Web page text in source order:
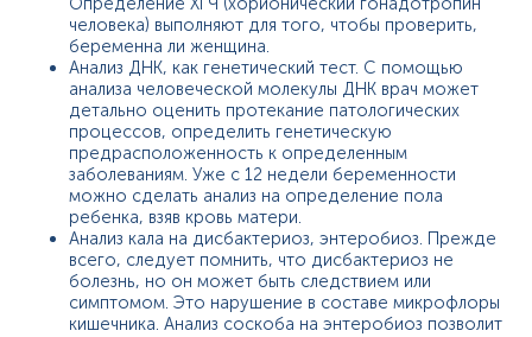
человека) выполняют для того, чтобы проверить,
беременна ли женщина.
Анализ ДНК, как генетический тест. С помощью
анализа человеческой молекулы ДНК врач может
детально оценить протекание патологических
процессов, определить генетическую
предрасположенность к определенным
заболеваниям. Уже с 12 недели беременности
можно сделать анализ на определение пола
ребенка, взяв кровь матери.
Анализ кала на дисбактериоз, энтеробиоз. Прежде
всего, следует помнить, что дисбактериоз не
болезнь, но он может быть следствием или
симптомом. Это нарушение в составе микрофлоры
кишечника. Анализ соскоба на энтеробиоз позволит